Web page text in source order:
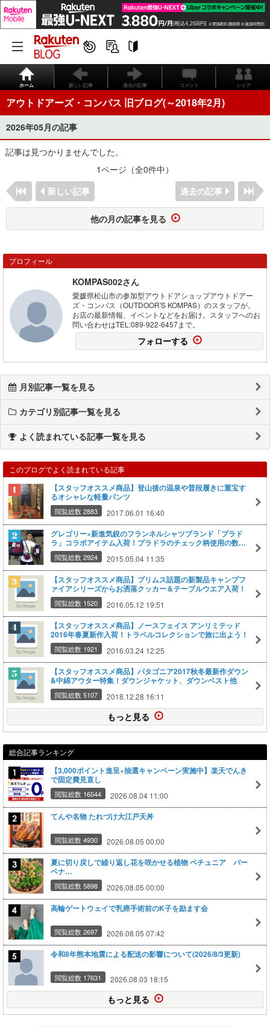
ホーム 新しい記事 過去の記事 コメント シェア
アウトドアーズ・コンパス 旧ブログ(～2018年2月)
2026年05月の記事
記事は見つかりませんでした。
1ページ（全0件中）
新しい記事
過去の記事
他の月の記事を見る
プロフィール
KOMPAS002さん
愛媛県松山市の参加型アウトドアショップアウトドアー
ズ・コンパス（OUTDOOR'S KOMPAS）のスタッフが。
お店の最新情報、イベントなどをお届け。スタッフへのお
問い合わせはTEL:089-922-6457まで。
フォローする
月別記事一覧を見る
カテゴリ別記事一覧を見る
よく読まれている記事一覧を見る
このブログでよく読まれている記事
【スタッフオススメ商品】登山後の温泉や普段履きに重宝す
るオシャレな軽量パンツ
閲覧総数 2883 2017.06.01 16:40
グレゴリー×新進気鋭のフランネルシャツブランド「プラド
ラ」コラボアイテム入荷！プラドラのチェック柄使用の数量
限定モデル！
閲覧総数 2924 2015.05.04 11:35
【スタッフオススメ商品】プリムス話題の新製品キャンプフ
ァイアシリーズからお洒落クッカー＆テーブルウエア入荷！
閲覧総数 1520 2016.05.12 19:51
【スタッフオススメ商品】ノースフェイス アンリミテッド
2016年春夏新作入荷！トラベルコレクションで旅に出よう！
閲覧総数 1921 2016.03.24 12:25
【スタッフオススメ商品】パタゴニア2017秋冬最新作ダウン
&中綿アウター特集！ダウンジャケット、ダウンベスト他
閲覧総数 5107 2018.12.28 16:11
もっと見る
総合記事ランキング
【3,000ポイント進呈×抽選キャンペーン実施中】楽天でんき
で固定費見直し
閲覧総数 16544 2026.08.04 11:00
てんや名物 たれづけ大江戸天丼
閲覧総数 4930 2026.08.05 00:00
夏に切り戻しで繰り返し花を咲かせる植物 ペチュニア バー
ベナ…
閲覧総数 5898 2026.08.05 00:00
高輪ゲートウェイで乳癌手術前のK子を励ます会
閲覧総数 2697 2026.08.05 07:42
令和8年熊本地震による配送の影響について(2026/8/3更新)
閲覧総数 17631 2026.08.03 18:15
もっと見る